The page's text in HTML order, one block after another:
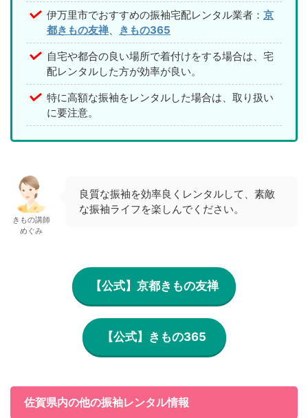
伊万里市でおすすめの振袖宅配レンタル業者： 京
都きもの友禅
きもの365
自宅や都合の良い場所で着付けをする場合は、宅
配レンタルした方が効率が良い。
特に高額な振袖をレンタルした場合は、取り扱い
に要注意。
きもの講師
めぐみ
良質な振袖を効率良くレンタルして、素敵
な振袖ライフを楽しんでください。
【公式】京都きもの友禅
【公式】きもの365
佐賀県内の他の振袖レンタル情報